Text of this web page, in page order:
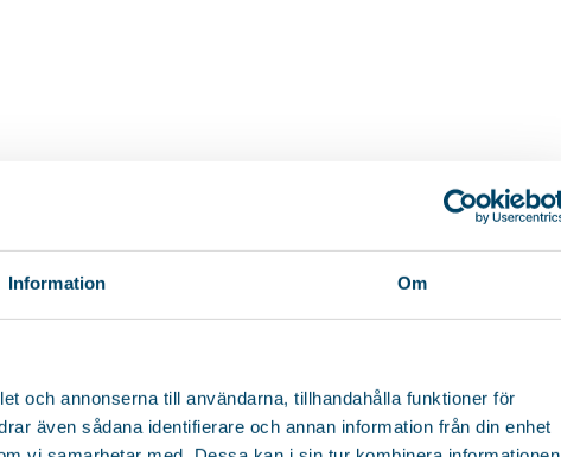
Information Om
och annonserna till användarna, tillhandahålla funktioner för
även sådana identifierare och annan information från din enhet